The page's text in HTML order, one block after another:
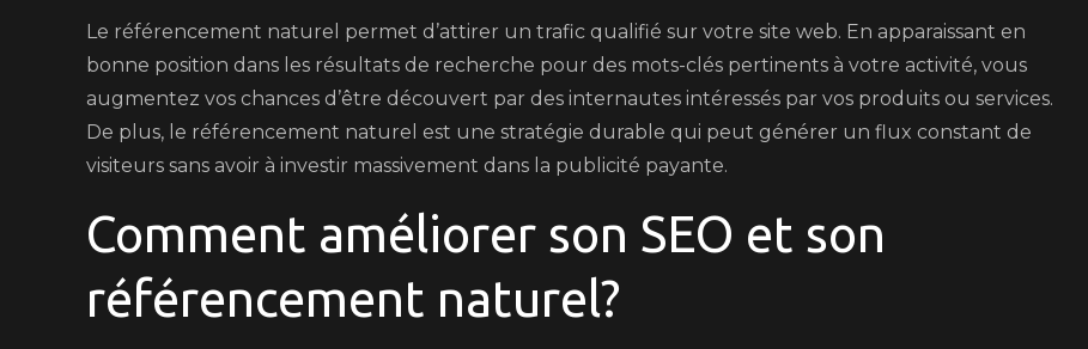
Le référencement naturel permet d’attirer un trafic qualifié sur votre site web. En apparaissant en
bonne position dans les résultats de recherche pour des mots-clés pertinents à votre activité, vous
augmentez vos chances d’être découvert par des internautes intéressés par vos produits ou services.
De plus, le référencement naturel est une stratégie durable qui peut générer un flux constant de
visiteurs sans avoir à investir massivement dans la publicité payante.
Comment améliorer son SEO et son
référencement naturel?